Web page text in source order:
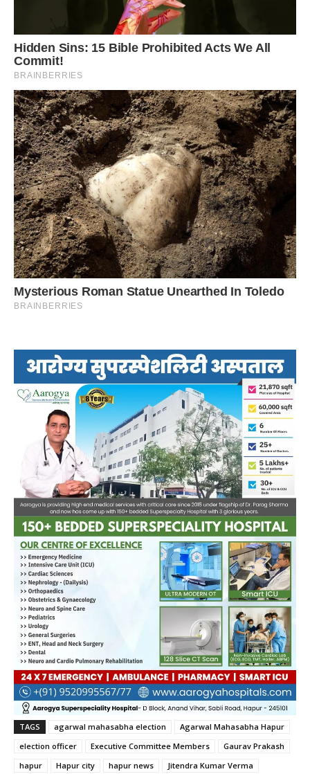
TAGS agarwal mahasabha election
Agarwal Mahasabha Hapur
election officer
Executive Committee Members
Gaurav Prakash
hapur
Hapur city hapur news Jitendra Kumar Verma